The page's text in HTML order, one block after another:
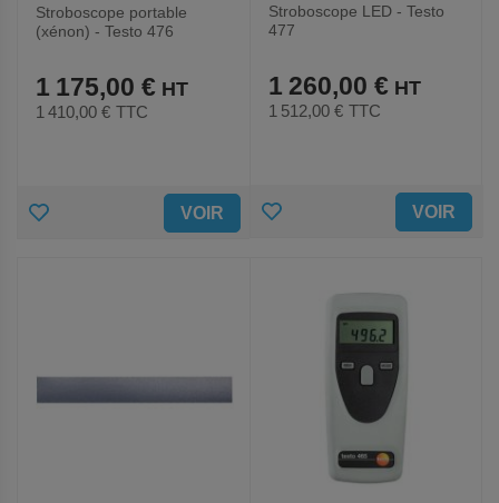
Stroboscope portable
(xénon) - Testo 476
1 175,00 €
1 410,00 € TTC
AJOUTER VOIR
Stroboscope LED - Testo
477
1 260,00 €
1 512,00 € TTC
AJOUTER VOIR